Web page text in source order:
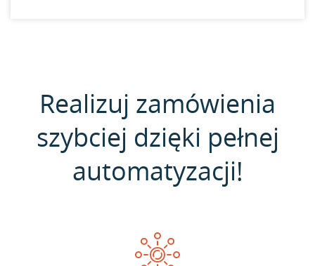
Realizuj zamówienia
szybciej dzięki pełnej
automatyzacji!